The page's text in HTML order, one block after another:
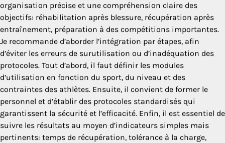
organisation précise et une compréhension claire des
objectifs: réhabilitation après blessure, récupération après
entraînement, préparation à des compétitions importantes.
Je recommande d’aborder l’intégration par étapes, afin
d’éviter les erreurs de surutilisation ou d’inadéquation des
protocoles. Tout d’abord, il faut définir les modules
d’utilisation en fonction du sport, du niveau et des
contraintes des athlètes. Ensuite, il convient de former le
personnel et d’établir des protocoles standardisés qui
garantissent la sécurité et l’efficacité. Enfin, il est essentiel de
suivre les résultats au moyen d’indicateurs simples mais
pertinents: temps de récupération, tolérance à la charge,